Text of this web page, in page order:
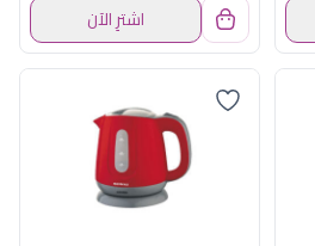
اشترِ الآن